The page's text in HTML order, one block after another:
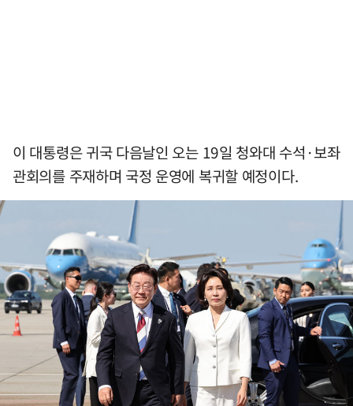
이 대통령은 귀국 다음날인 오는 19일 청와대 수석·보좌
관회의를 주재하며 국정 운영에 복귀할 예정이다.